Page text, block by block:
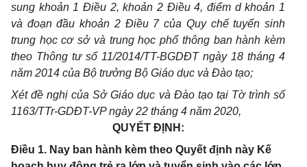
sung khoản 1 Điều 2, khoản 2 Điều 4, điểm d khoản 1
và đoạn đầu khoản 2 Điều 7 của Quy chế tuyển sinh
trung học cơ sở và trung học phổ thông ban hành kèm
theo Thông tư số 11/2014/TT-BGDĐT ngày 18 tháng 4
năm 2014 của Bộ trưởng Bộ Giáo dục và Đào tạo;
Xét đề nghị của Sở Giáo dục và Đào tạo tại Tờ trình số
1163/TTr-GDĐT-VP ngày 22 tháng 4 năm 2020,
QUYẾT ĐỊNH:
Điều 1. Nay ban hành kèm theo Quyết định này Kế